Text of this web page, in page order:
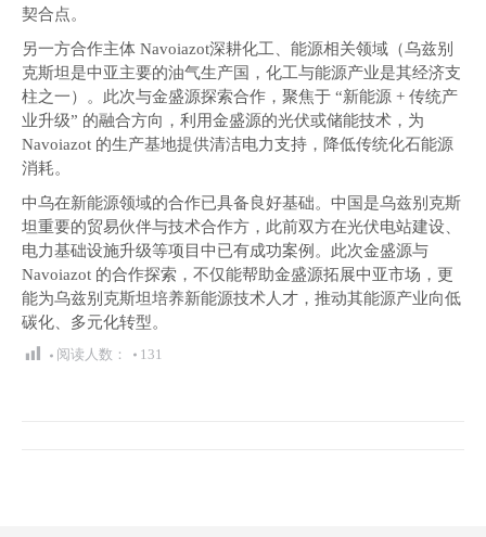
契合点。
另一方合作主体 Navoiazot深耕化工、能源相关领域（乌兹别
克斯坦是中亚主要的油气生产国，化工与能源产业是其经济支
柱之一）。此次与金盛源探索合作，聚焦于 “新能源 + 传统产
业升级” 的融合方向，利用金盛源的光伏或储能技术，为
Navoiazot 的生产基地提供清洁电力支持，降低传统化石能源
消耗。
中乌在新能源领域的合作已具备良好基础。中国是乌兹别克斯
坦重要的贸易伙伴与技术合作方，此前双方在光伏电站建设、
电力基础设施升级等项目中已有成功案例。此次金盛源与
Navoiazot 的合作探索，不仅能帮助金盛源拓展中亚市场，更
能为乌兹别克斯坦培养新能源技术人才，推动其能源产业向低
碳化、多元化转型。
阅读人数： 131